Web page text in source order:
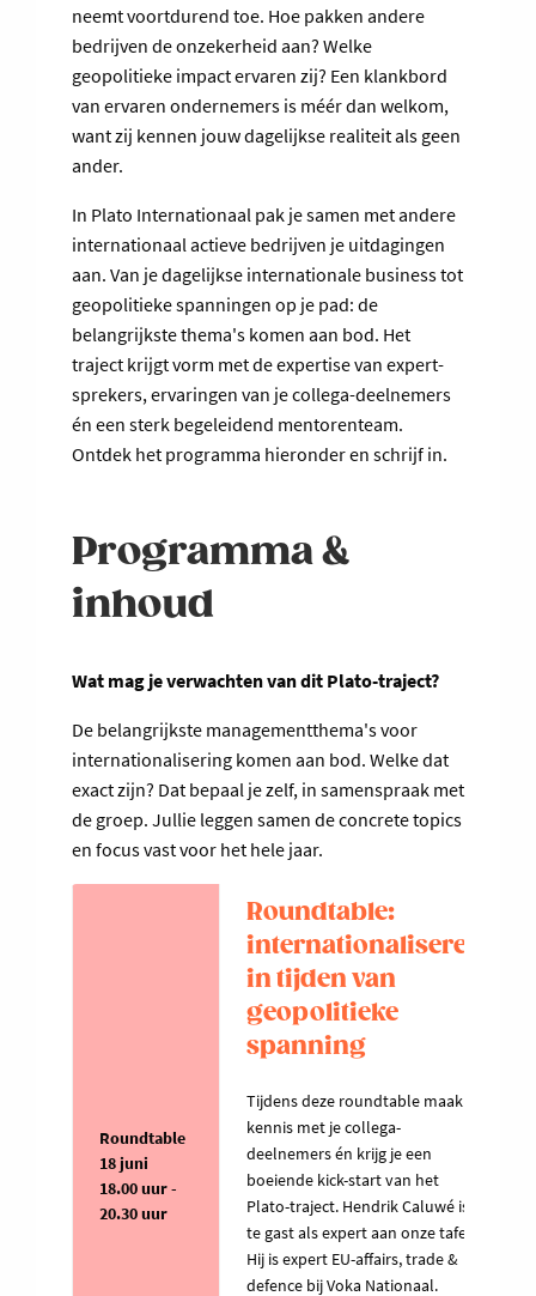
neemt voortdurend toe. Hoe pakken andere
bedrijven de onzekerheid aan? Welke
geopolitieke impact ervaren zij? Een klankbord
van ervaren ondernemers is méér dan welkom,
want zij kennen jouw dagelijkse realiteit als geen
ander.
In Plato Internationaal pak je samen met andere
internationaal actieve bedrijven je uitdagingen
aan. Van je dagelijkse internationale business tot
geopolitieke spanningen op je pad: de
belangrijkste thema's komen aan bod. Het
traject krijgt vorm met de expertise van expert-
sprekers, ervaringen van je collega-deelnemers
én een sterk begeleidend mentorenteam.
Ontdek het programma hieronder en schrijf in.
Programma &
inhoud
Wat mag je verwachten van dit Plato-traject?
De belangrijkste managementthema's voor
internationalisering komen aan bod. Welke dat
exact zijn? Dat bepaal je zelf, in samenspraak met
de groep. Jullie leggen samen de concrete topics
en focus vast voor het hele jaar.
Roundtable
18 juni
18.00 uur -
20.30 uur
Roundtable:
internationaliseren
in tijden van
geopolitieke
spanning
Tijdens deze roundtable maak je
kennis met je collega-
deelnemers én krijg je een
boeiende kick-start van het
Plato-traject. Hendrik Caluwé is
te gast als expert aan onze tafel.
Hij is expert EU-affairs, trade &
defence bij Voka Nationaal.